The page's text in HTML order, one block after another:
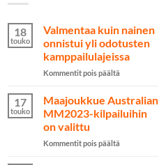
18
touko
Valmentaa kuin nainen
onnistui yli odotusten
kamppailulajeissa
Kommentit pois päältäartikkelissa
kuin
onnistui
odotusten
17
touko
Maajoukkue Australian
MM2023-kilpailuihin
on valittu
Kommentit pois päältäartikkelissa